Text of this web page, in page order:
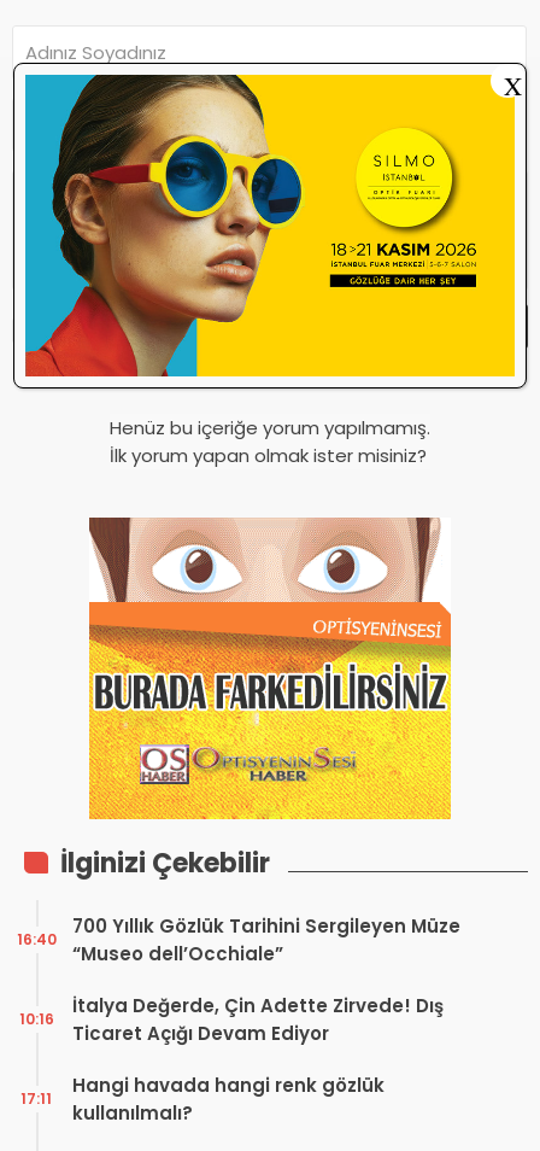
Yorum yazmakurallarını
kabul ediyorum.
Henüz bu içeriğe yorum yapılmamış.
İlk yorum yapan olmak ister misiniz?
İlginizi Çekebilir
700 Yıllık Gözlük Tarihini Sergileyen Müze
“Museo dell’Occhiale”
16:40
İtalya Değerde, Çin Adette Zirvede! Dış
Ticaret Açığı Devam Ediyor
10:16
Hangi havada hangi renk gözlük
kullanılmalı?
17:11
X